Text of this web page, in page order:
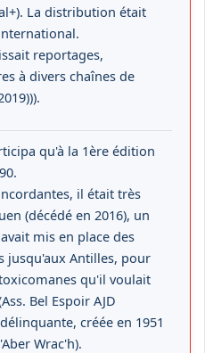
La distribution était
reportages,
à divers chaînes de
qu'à la 1ère édition
il était très
(décédé en 2016), un
mis en place des
jusqu'aux Antilles, pour
qu'il voulait
Bel Espoir AJD
créée en 1951
Wrac'h).